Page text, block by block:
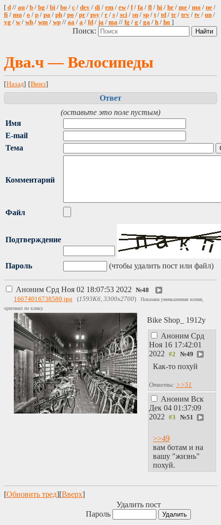
[ d // au / b / bg / bi / bo / c / dev / di / em / ew/ f/ fa / fl / hi / hr / me / mo / ne /
fi / mu / o / p / pa / ph / po / pr / psy / r / s / sci / sn / sp / t/ td / tr / trv / tv / un /
vg / w/ wh / wm / wp // aa / a / fd / ja / ma // fg / g / ga / h / ho ]
Поиск:
Два.ч — Велосипеды
[Назад] [Вниз]
Ответ
(оставьте это поле пустым)
Имя
E-mail
Тема
Комментарий
Файл
Подтверждение
Пароль (чтобы удалить пост или файл)
Аноним Срд Ноя 02 18:07:53 2022 №48
16674016738580.jpg (1593Кб, 3300x2700)
Показана уменьшенная копия,
оригинал по клику.
Bike Shop_ 1912y
Аноним Срд
Ноя 16 17:42:01
2022
№49
Как-то похуй
Ответы: >>51
Аноним Вск
Дек 04 01:37:09
2022
№51
>>49
вам ботам и на
вашу "жизнь"
похуй.
[Обновить тред][Вверх]
Удалить пост
Пароль